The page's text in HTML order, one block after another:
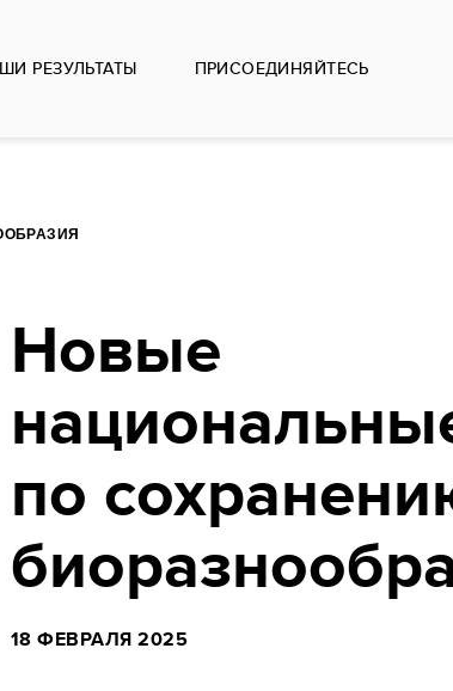
РЕЗУЛЬТАТЫ ПРИСОЕДИНЯЙТЕСЬ
Новые
по
18 ФЕВРАЛЯ 2025